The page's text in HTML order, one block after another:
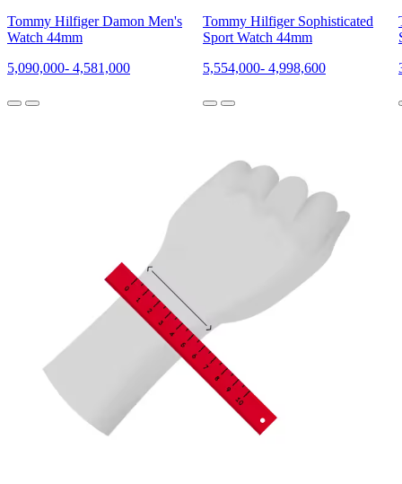
Tommy Hilfiger Damon Men's
Watch 44mm
5,090,000- 4,581,000
Tommy Hilfiger Sophisticated
Sport Watch 44mm
5,554,000- 4,998,600